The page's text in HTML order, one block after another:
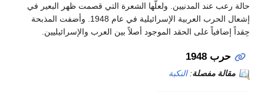
المدنيين. ولعلّها الشعرة التي قصمت ظهر البعير في
إشعال الحرب العربية الإسرائيلية في عام 1948. وأضفت المذبحة
على الحقد الموجود أصلاً بين العرب والإسرائيليين.
مفصلة :النكبة